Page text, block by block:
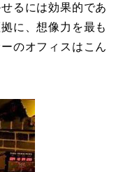
るには効果的であ
に、想像力を最も
のオフィスはこん